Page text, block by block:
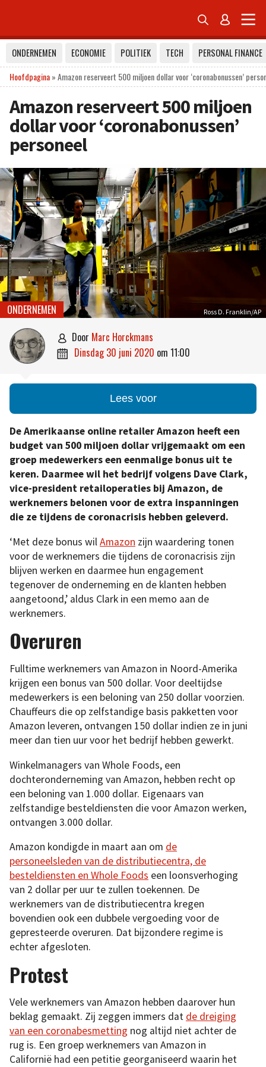
 
ONDERNEMEN ECONOMIE POLITIEK TECH
PERSONAL FINANCE
Hoofdpagina»Amazon reserveert 500 miljoen dollar voor ‘coronabonussen’
Amazon reserveert 500 miljoen
dollar voor ‘coronabonussen’
personeel
Ross D. Franklin/AP
ONDERNEMEN
 door Marc Horckmans
 dinsdag 30 juni 2020 om 11:00
Lees voor
De Amerikaanse online retailer Amazon heeft een
budget van 500 miljoen dollar vrijgemaakt om een
groep medewerkers een eenmalige bonus uit te
keren. Daarmee wil het bedrijf volgens Dave Clark,
vice-president retailoperaties bij Amazon, de
werknemers belonen voor de extra inspanningen
die ze tijdens de coronacrisis hebben geleverd.
‘Met deze bonus wilAmazon zijn waardering tonen
voor de werknemers die tijdens de coronacrisis zijn
blijven werken en daarmee hun engagement
tegenover de onderneming en de klanten hebben
aangetoond,’ aldus Clark in een memo aan de
werknemers.
Overuren
Fulltime werknemers van Amazon in Noord-Amerika
krijgen een bonus van 500 dollar. Voor deeltijdse
medewerkers is een beloning van 250 dollar voorzien.
Chauffeurs die op zelfstandige basis pakketten voor
Amazon leveren, ontvangen 150 dollar indien ze in juni
meer dan tien uur voor het bedrijf hebben gewerkt.
Winkelmanagers van Whole Foods, een
dochteronderneming van Amazon, hebben recht op
een beloning van 1.000 dollar. Eigenaars van
zelfstandige besteldiensten die voor Amazon werken,
ontvangen 3.000 dollar.
Amazon kondigde in maart aan om de
personeelsleden van de distributiecentra, de
besteldiensten en Whole Foods een loonsverhoging
van 2 dollar per uur te zullen toekennen. De
werknemers van de distributiecentra kregen
bovendien ook een dubbele vergoeding voor de
gepresteerde overuren. Dat bijzondere regime is
echter afgesloten.
Protest
Vele werknemers van Amazon hebben daarover hun
beklag gemaakt. Zij zeggen immers dat de dreiging
van een coronabesmetting nog altijd niet achter de
rug is. Een groep werknemers van Amazon in
Californië had een petitie georganiseerd waarin het